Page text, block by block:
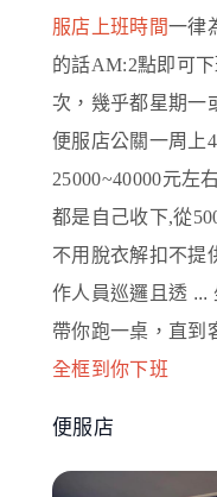
服店上班時間一律
的話AM:2點即可
次，幾乎都星期一
便服店公關一周上
25000~40000元左
都是自己收下,從
不用脫衣解扣不提
作人員巡邏且透 ...
帶你跑一桌，直到
全框到你下班
便服店